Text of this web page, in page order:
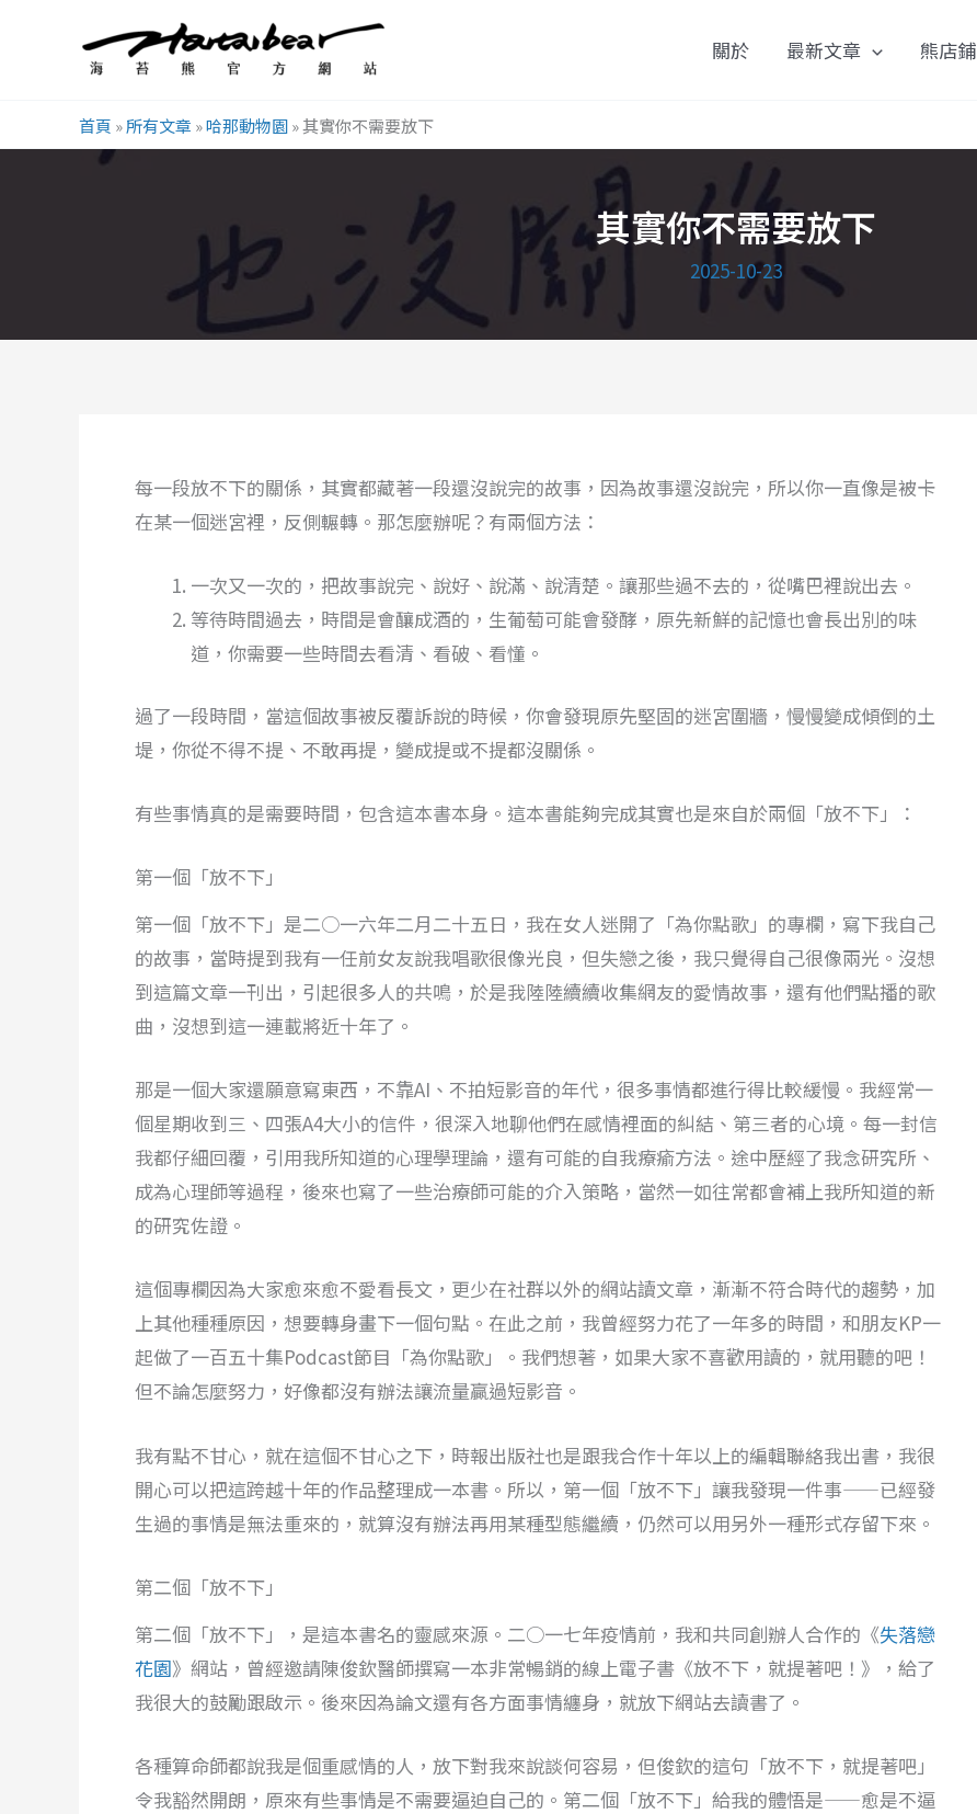
內
關於 最新文章 熊店鋪
首頁 »所有文章 »哈那動物園»其實你不需要放下
其實你不需要放下
2025-10-23
每一段放不下的關係，其實都藏著一段還沒說完的故事，因為故事還沒說完，所以你一直像是被卡
在某一個迷宮裡，反側輾轉。那怎麼辦呢？有兩個方法：
一次又一次的，把故事說完、說好、說滿、說清楚。讓那些過不去的，從嘴巴裡說出去。
等待時間過去，時間是會釀成酒的，生葡萄可能會發酵，原先新鮮的記憶也會長出別的味
道，你需要一些時間去看清、看破、看懂。
過了一段時間，當這個故事被反覆訴說的時候，你會發現原先堅固的迷宮圍牆，慢慢變成傾倒的土
堤，你從不得不提、不敢再提，變成提或不提都沒關係。
有些事情真的是需要時間，包含這本書本身。這本書能夠完成其實也是來自於兩個「放不下」：
第一個「放不下」
第一個「放不下」是二○一六年二月二十五日，我在女人迷開了「為你點歌」的專欄，寫下我自己
的故事，當時提到我有一任前女友說我唱歌很像光良，但失戀之後，我只覺得自己很像兩光。沒想
到這篇文章一刊出，引起很多人的共鳴，於是我陸陸續續收集網友的愛情故事，還有他們點播的歌
曲，沒想到這一連載將近十年了。
那是一個大家還願意寫東西，不靠AI、不拍短影音的年代，很多事情都進行得比較緩慢。我經常一
個星期收到三、四張A4大小的信件，很深入地聊他們在感情裡面的糾結、第三者的心境。每一封信
我都仔細回覆，引用我所知道的心理學理論，還有可能的自我療瘉方法。途中歷經了我念研究所、
成為心理師等過程，後來也寫了一些治療師可能的介入策略，當然一如往常都會補上我所知道的新
的研究佐證。
這個專欄因為大家愈來愈不愛看長文，更少在社群以外的網站讀文章，漸漸不符合時代的趨勢，加
上其他種種原因，想要轉身畫下一個句點。在此之前，我曾經努力花了一年多的時間，和朋友KP一
起做了一百五十集Podcast節目「為你點歌」。我們想著，如果大家不喜歡用讀的，就用聽的吧！
但不論怎麼努力，好像都沒有辦法讓流量贏過短影音。
我有點不甘心，就在這個不甘心之下，時報出版社也是跟我合作十年以上的編輯聯絡我出書，我很
開心可以把這跨越十年的作品整理成一本書。所以，第一個「放不下」讓我發現一件事——已經發
生過的事情是無法重來的，就算沒有辦法再用某種型態繼續，仍然可以用另外一種形式存留下來。
第二個「放不下」
第二個「放不下」，是這本書名的靈感來源。二○一七年疫情前，我和共同創辦人合作的《失落戀
花園》網站，曾經邀請陳俊欽醫師撰寫一本非常暢銷的線上電子書《放不下，就提著吧！》，給了
我很大的鼓勵跟啟示。後來因為論文還有各方面事情纏身，就放下網站去讀書了。
各種算命師都說我是個重感情的人，放下對我來說談何容易，但俊欽的這句「放不下，就提著吧」
令我豁然開朗，原來有些事情是不需要逼迫自己的。第二個「放不下」給我的體悟是——愈是不逼